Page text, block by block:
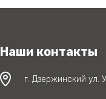
Наши контакты
г. Дзержинский ул.